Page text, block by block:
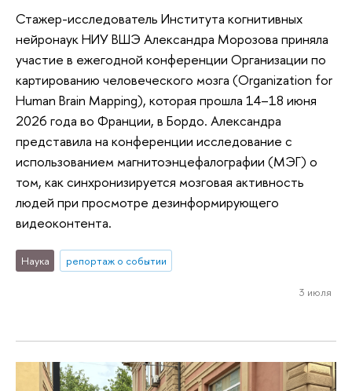
Стажер-исследователь Института когнитивных
нейронаук НИУ ВШЭ Александра Морозова приняла
участие в ежегодной конференции Организации по
картированию человеческого мозга (Organization for
Human Brain Mapping), которая прошла 14–18 июня
2026 года во Франции, в Бордо. Александра
представила на конференции исследование с
использованием магнитоэнцефалографии (МЭГ) о
том, как синхронизируется мозговая активность
людей при просмотре дезинформирующего
видеоконтента.
Наука репортаж о событии
3 июля